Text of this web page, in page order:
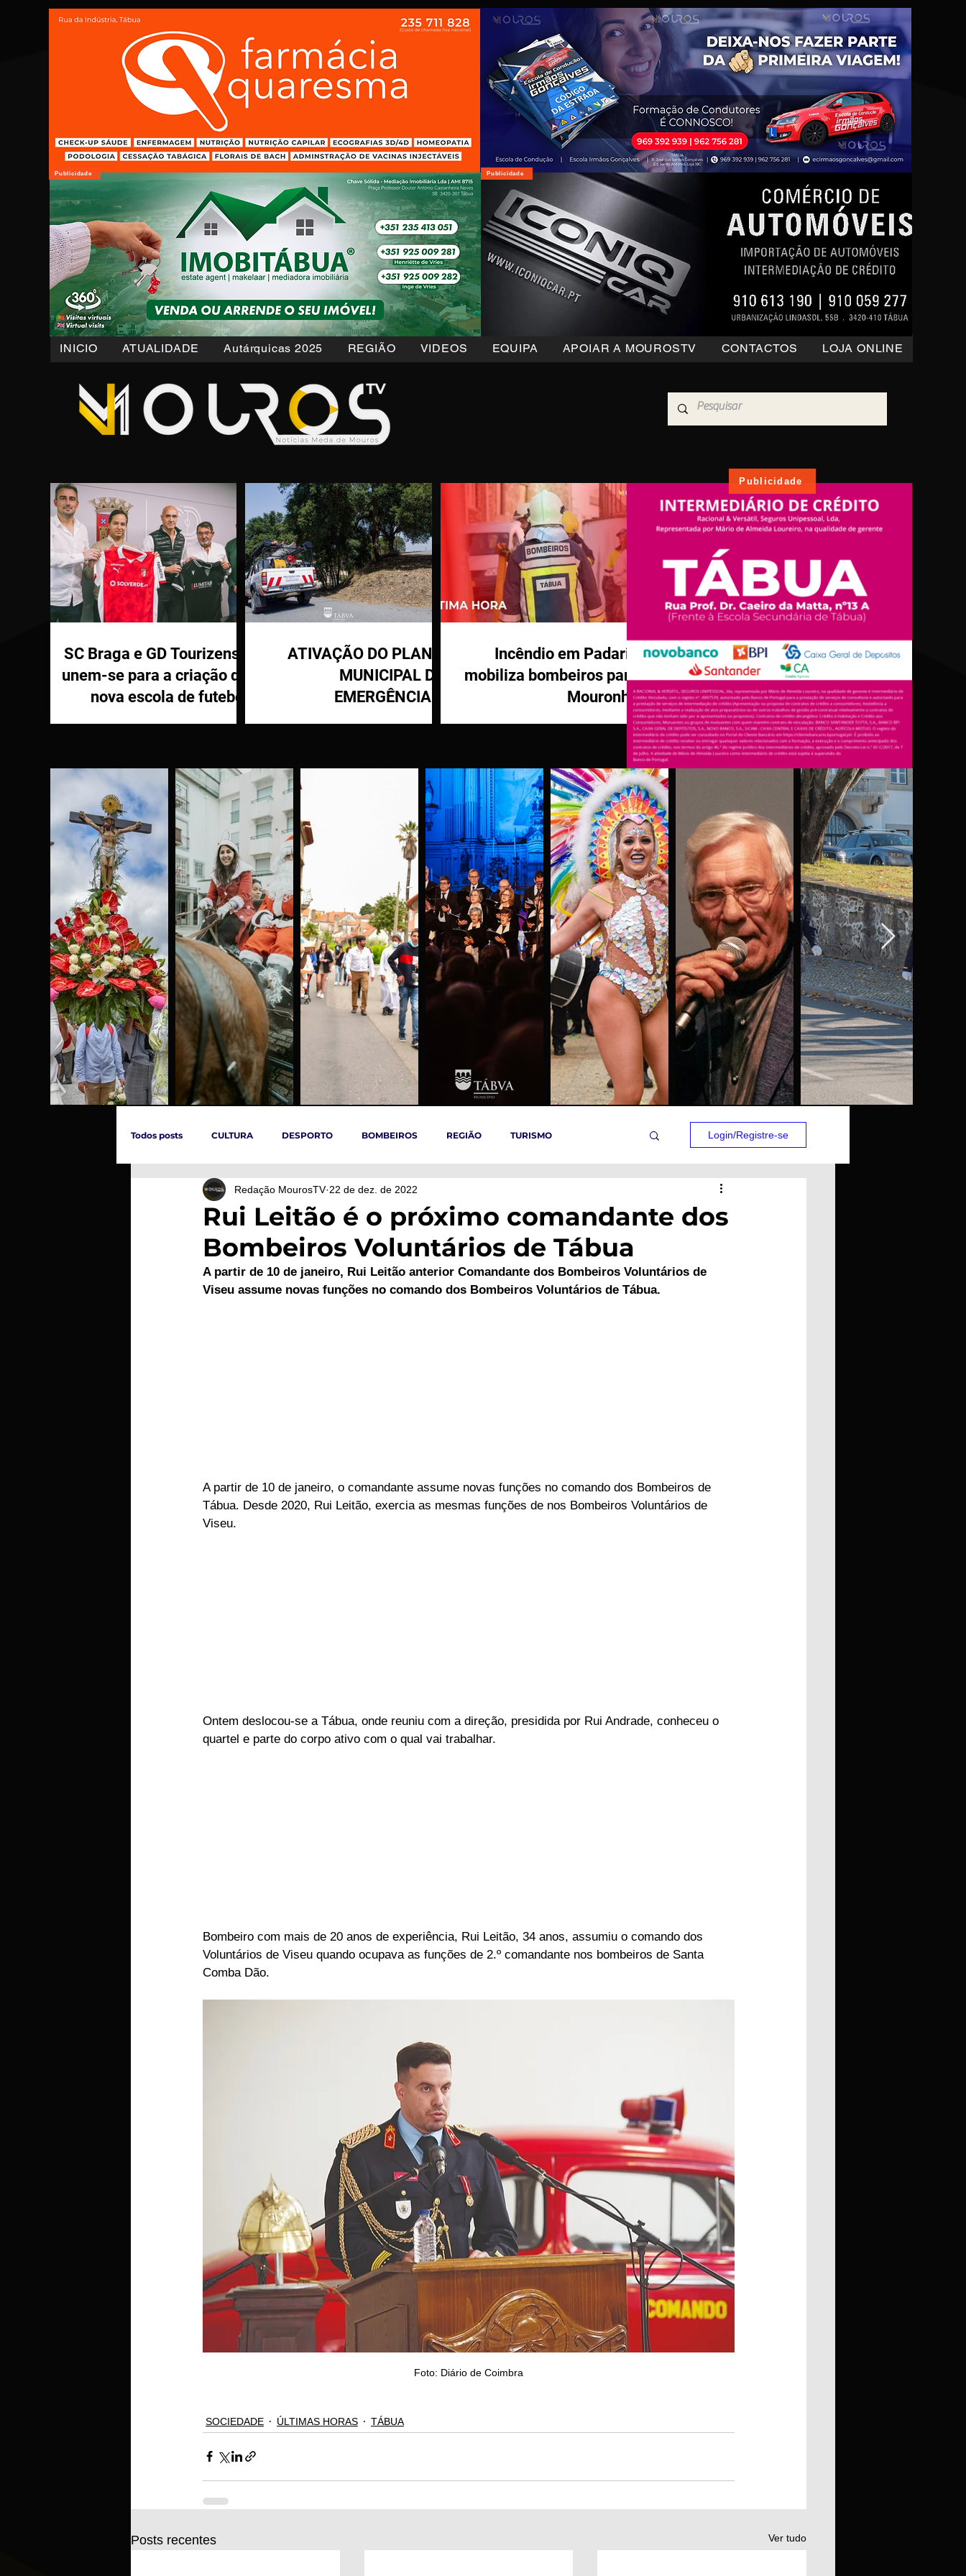
INICIO ATUALIDADE Autárquicas 2025 REGIÃO VIDEOS EQUIPA APOIAR A MOUROSTV CONTACTOS LOJA ONLINE
Publicidade Publicidade
SC Braga e GD Tourizense
unem-se para a criação de
nova escola de futebol
ATIVAÇÃO DO PLANO
MUNICIPAL DE
EMERGÊNCIA E
Incêndio em Padaria
mobiliza bombeiros para
Mouronho
Publicidade
Todos posts CULTURA DESPORTO BOMBEIROS REGIÃO TURISMO
ÚLTIMAS HORAS SOCIEDADE TÁBUA ARGANIL
INCÊNDIOS EVENTOS COVID-19 ARTIGOS Politica POLITICA SAÚDE
Login/Registre-se
Rui Leitão é o próximo comandante dos
Bombeiros Voluntários de Tábua
Redação MourosTV 22 de dez. de 2022
A partir de 10 de janeiro, Rui Leitão anterior Comandante dos Bombeiros Voluntários de
Viseu assume novas funções no comando dos Bombeiros Voluntários de Tábua.
A partir de 10 de janeiro, o comandante assume novas funções no comando dos Bombeiros de
Tábua. Desde 2020, Rui Leitão, exercia as mesmas funções de nos Bombeiros Voluntários de
Viseu.
Ontem deslocou-se a Tábua, onde reuniu com a direção, presidida por Rui Andrade, conheceu o
quartel e parte do corpo ativo com o qual vai trabalhar.
Bombeiro com mais de 20 anos de experiência, Rui Leitão, 34 anos, assumiu o comando dos
Voluntários de Viseu quando ocupava as funções de 2.º comandante nos bombeiros de Santa
Comba Dão.
Foto: Diário de Coimbra
SOCIEDADE ÚLTIMAS HORAS TÁBUA
Posts recentes Ver tudo